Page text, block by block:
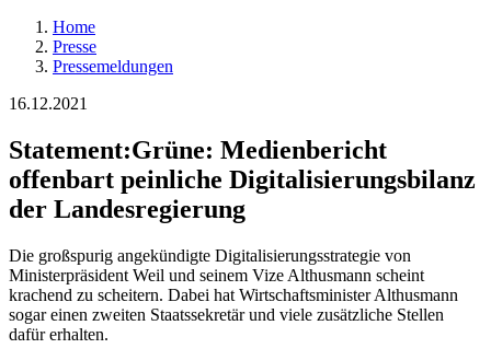
Home
Presse
Pressemeldungen
16.12.2021
Statement:Grüne: Medienbericht
offenbart peinliche Digitalisierungsbilanz
der Landesregierung
Die großspurig angekündigte Digitalisierungsstrategie von
Ministerpräsident Weil und seinem Vize Althusmann scheint
krachend zu scheitern. Dabei hat Wirtschaftsminister Althusmann
sogar einen zweiten Staatssekretär und viele zusätzliche Stellen
dafür erhalten.